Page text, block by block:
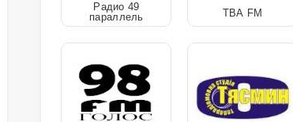
Радио 49
параллель
ТВА FM